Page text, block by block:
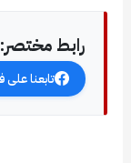
رابط مختصر:
تابعنا على